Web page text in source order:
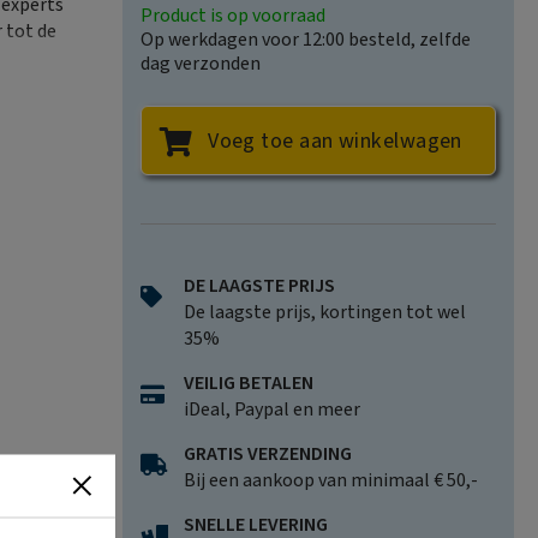
tot de
de
met
Product is op voorraad
Op werkdagen voor 12:00 besteld, zelfde
dag verzonden
Voeg toe aan winkelwagen
DE LAAGSTE PRIJS
De laagste prijs, kortingen tot wel
35%
VEILIG BETALEN
iDeal, Paypal en meer
GRATIS VERZENDING
Bij een aankoop van minimaal € 50,-
SNELLE LEVERING